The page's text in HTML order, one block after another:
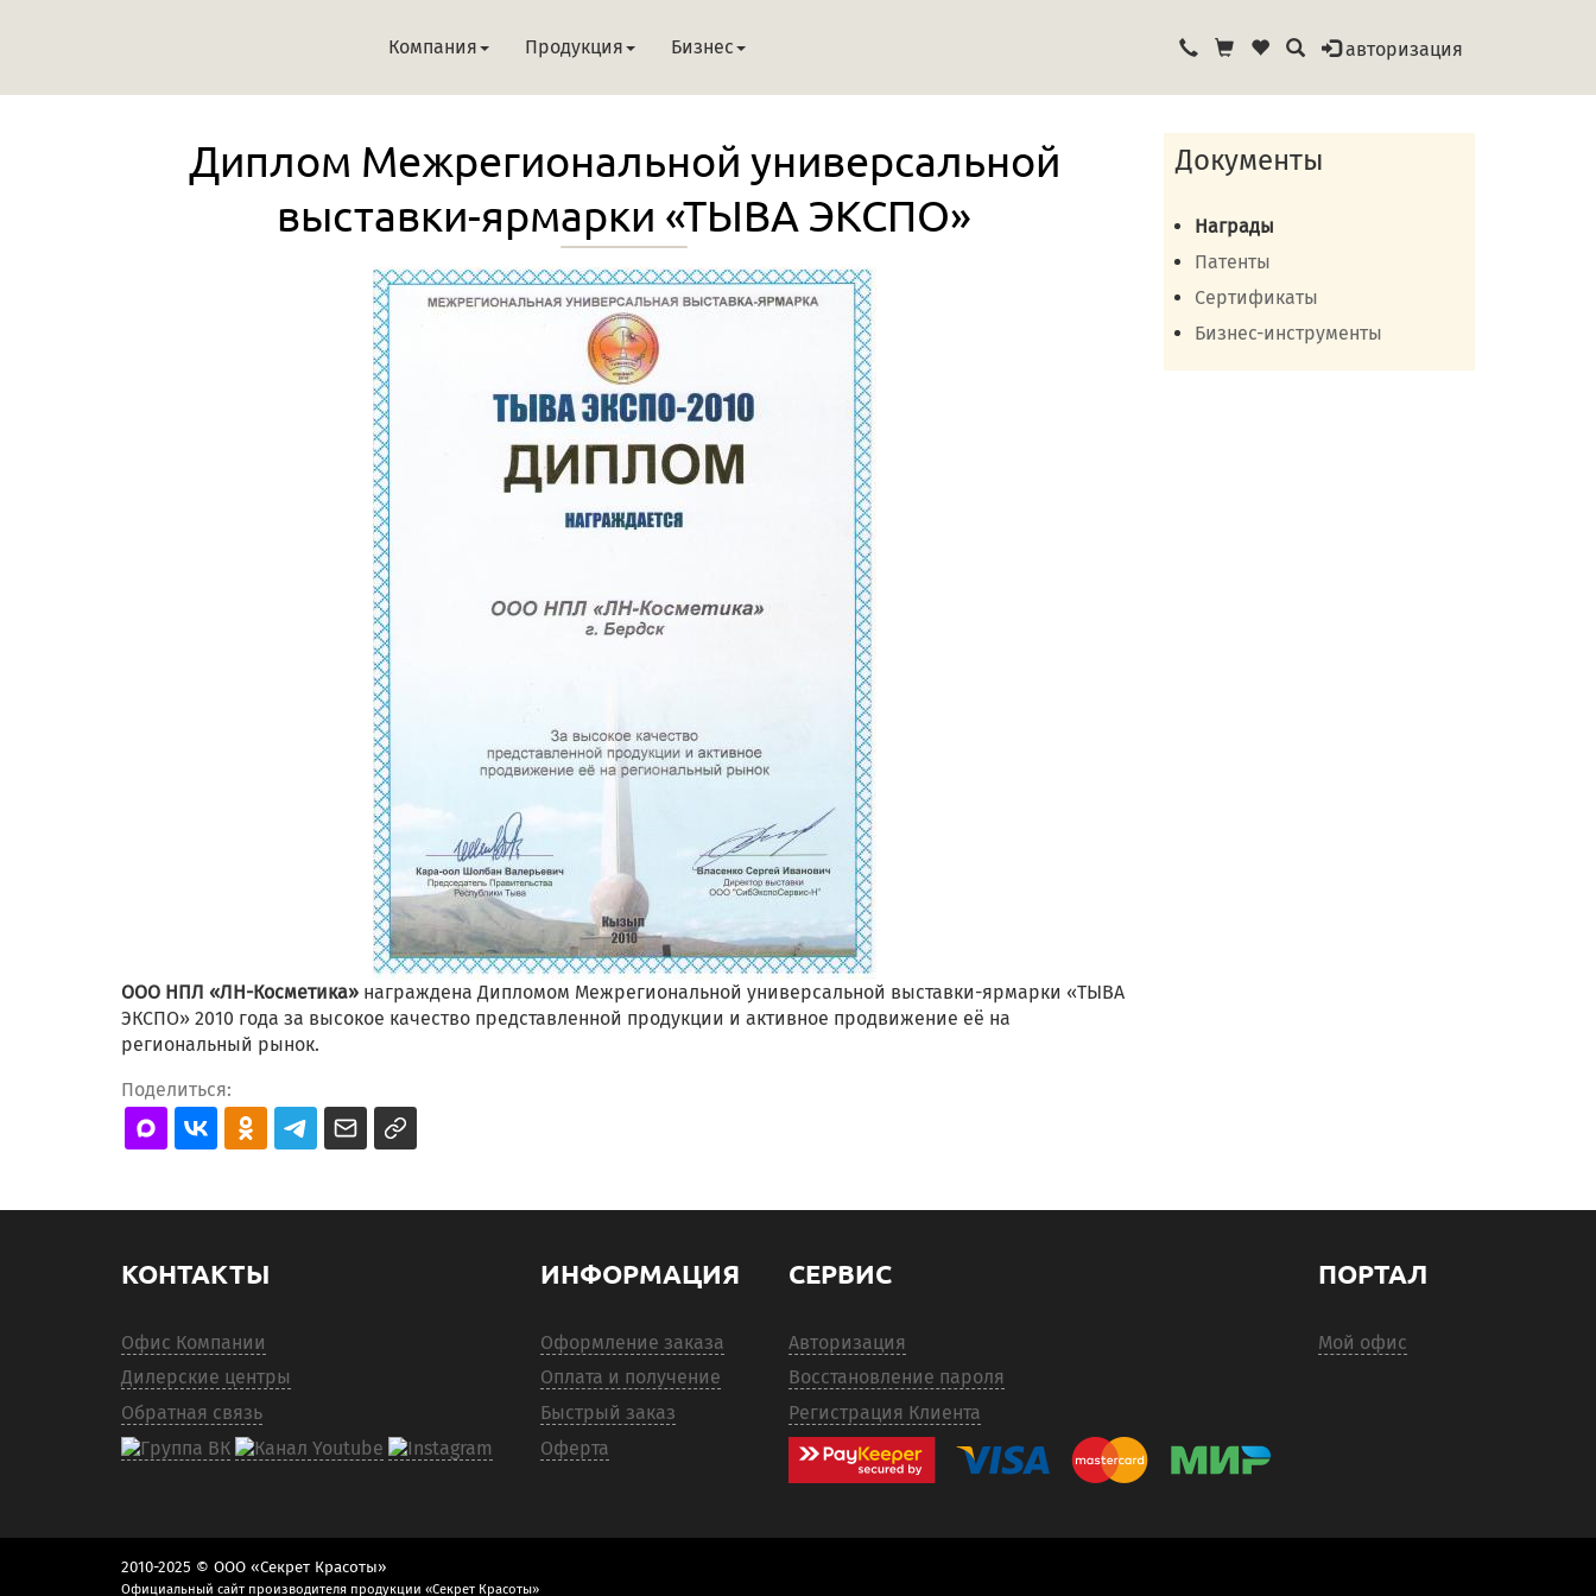
Компания Продукция Бизнес авторизация
Диплом Межрегиональной универсальной
выставки-ярмарки «ТЫВА ЭКСПО»
ООО НПЛ «ЛН-Косметика» награждена Дипломом Межрегиональной универсальной выставки-ярмарки «ТЫВА
ЭКСПО» 2010 года за высокое качество представленной продукции и активное продвижение её на
региональный рынок.
Поделиться:
Документы
Награды
Патенты
Сертификаты
Бизнес-инструменты
КОНТАКТЫ
Офис Компании
Дилерские центры
Обратная связь
ИНФОРМАЦИЯ
Оформление заказа
Оплата и получение
Быстрый заказ
Оферта
СЕРВИС
Авторизация
Восстановление пароля
Регистрация Клиента
ПОРТАЛ
Мой офис
2010-2025 © ООО «Секрет Красоты»
Официальный сайт производителя продукции «Секрет Красоты»